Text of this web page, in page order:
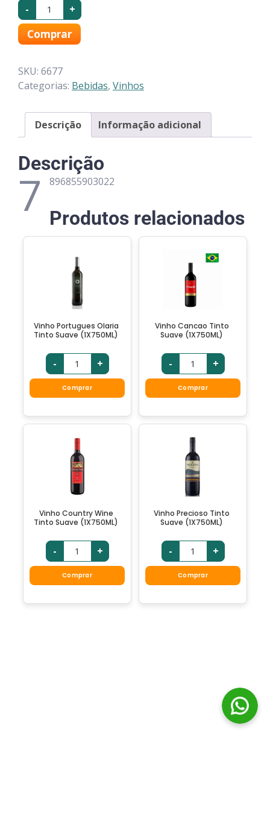
- +
Comprar
SKU: 6677
Categorias: Bebidas, Vinhos
Descrição Informação adicional
Descrição
7 896855903022
Produtos relacionados
Vinho Portugues Olaria
Tinto Suave (1X750ML)
- +
Comprar
Vinho Cancao Tinto
Suave (1X750ML)
- +
Comprar
Vinho Country Wine
Tinto Suave (1X750ML)
- +
Comprar
Vinho Precioso Tinto
Suave (1X750ML)
- +
Comprar